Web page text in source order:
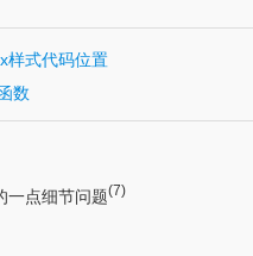
样式代码位置
数
一点细节问题(7)